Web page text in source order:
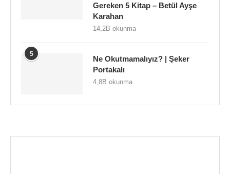
Gereken 5 Kitap – Betül Ayşe
Karahan
14,2B okunma
5
Ne Okutmamalıyız? | Şeker
Portakalı
4,8B okunma